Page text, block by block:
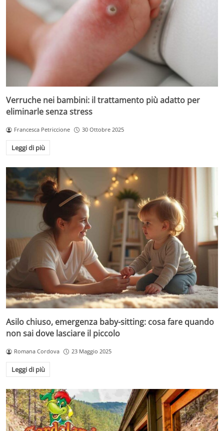
Verruche nei bambini: il trattamento più adatto per
eliminarle senza stress
Francesca Petriccione 30 Ottobre 2025
Leggi di più
Asilo chiuso, emergenza baby-sitting: cosa fare quando
non sai dove lasciare il piccolo
Romana Cordova 23 Maggio 2025
Leggi di più